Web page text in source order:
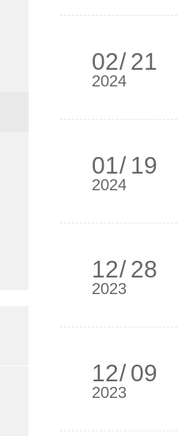
02/ 21
2024
01/ 19
2024
12/ 28
2023
12/ 09
2023